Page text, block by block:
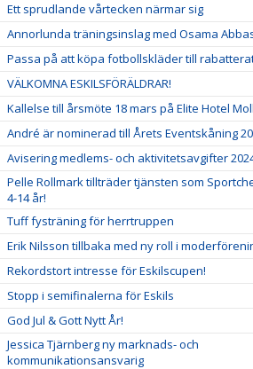
Ett sprudlande vårtecken närmar sig
Annorlunda träningsinslag med Osama
Passa på att köpa fotbollskläder till
VÄLKOMNA ESKILSFÖRÄLDRAR!
Kallelse till årsmöte 18 mars på Elite Hotel
André är nominerad till Årets Eventskåning
Avisering medlems- och aktivitetsavgifter
Pelle Rollmark tillträder tjänsten som
4-14 år!
Tuff fysträning för herrtruppen
Erik Nilsson tillbaka med ny roll i
Rekordstort intresse för Eskilscupen!
Stopp i semifinalerna för Eskils
God Jul & Gott Nytt År!
Jessica Tjärnberg ny marknads- och
kommunikationsansvarig